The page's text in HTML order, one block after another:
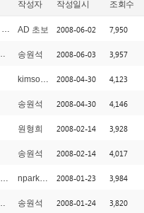
작성자 작성일시 조회수
[2]
AD 초보 2008-06-02 7,950
[1]
송원석 2008-06-03 3,957
kimsoyoung 2008-04-30 4,123
송원석 2008-04-30 4,146
원형희 2008-02-14 3,928
송원석 2008-02-14 4,017
AD 사용환경에서 login time 과 log out time 관리 방법은요? nparkstar@gmail.com 2008-01-23 3,984
송원석 2008-01-24 3,820